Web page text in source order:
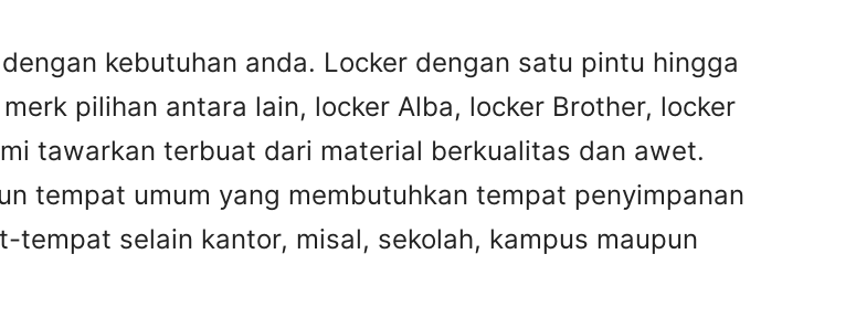
kebutuhan anda. Locker dengan satu pintu hingga
pilihan antara lain, locker Alba, locker Brother, locker
tawarkan terbuat dari material berkualitas dan awet.
tempat umum yang membutuhkan tempat penyimpanan
selain kantor, misal, sekolah, kampus maupun